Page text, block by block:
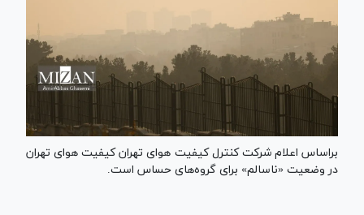
براساس اعلام شرکت کنترل کیفیت هوای تهران کیفیت هوای تهران
در وضعیت «ناسالم» برای گروه‌های حساس است.